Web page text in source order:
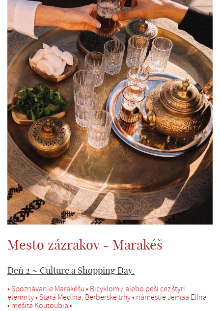
Mesto zázrakov - Marakéš
Deň 2 ~ Culture a Shopping Day.
• Spoznávanie Marakéšu • Bicyklom / alebo peši cez štyri
elemnty • Stará Medina, Berberské trhy • námestie Jemaa Elfna
• mešita Koutoubia •